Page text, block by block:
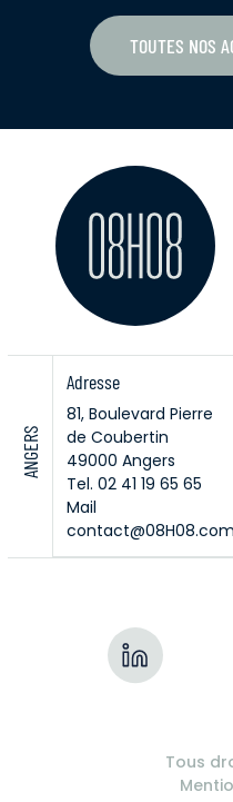
TOUTES NOS
ANGERS
Adresse
81, Boulevard Pierre
de Coubertin
49000 Angers
Tel. 02 41 19 65 65
Mail
contact@08H08.com
Tous